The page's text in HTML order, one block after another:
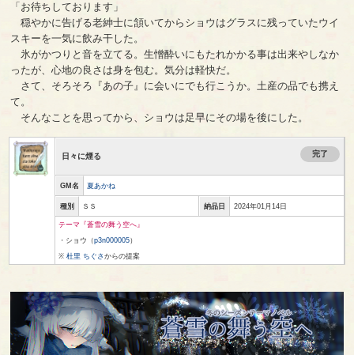
「お待ちしております」
穏やかに告げる老紳士に頷いてからショウはグラスに残っていたウイ
スキーを一気に飲み干した。
氷がかつりと音を立てる。生憎酔いにもたれかかる事は出来やしなか
ったが、心地の良さは身を包む。気分は軽快だ。
さて、そろそろ『あの子』に会いにでも行こうか。土産の品でも携え
て。
そんなことを思ってから、ショウは足早にその場を後にした。
日々に煙る 完了
GM名 夏あかね
種別 ＳＳ 納品日 2024年01月14日
テーマ『蒼雪の舞う空へ』
・ショウ（p3n000005）
※杜里 ちぐさからの提案